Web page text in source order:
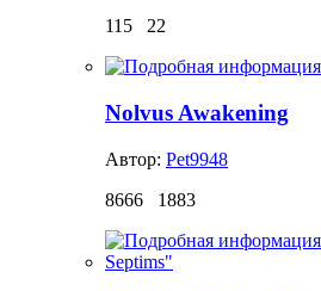
115
22
Nolvus Awakening
Автор: Pet9948
8666
1883